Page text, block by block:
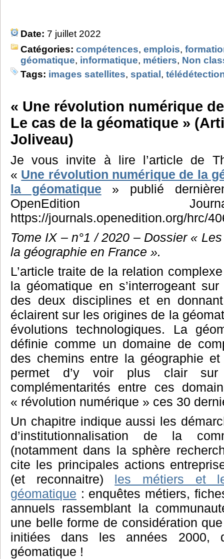
Date: 7 juillet 2022
Catégories: compétences, emplois,
géomatique, informatique, métiers, Non
Tags: images satellites, spatial ,
« Une révolution numérique
Le cas de la géomatique »
Joliveau)
Je vous invite à lire l’article de
« Une révolution numérique de la
la géomatique » publié
OpenEdition
https://journals.openedition.org/hrc/
Tome IX – n°1 / 2020 – Dossier «
la géographie en France ».
L’article traite de la relation
la géomatique en s’interrogeant
des deux disciplines et en
éclairent sur les origines de la
évolutions technologiques. La
définie comme un domaine de
des chemins entre la géographie et
permet d’y voir plus clair
complémentarités entre ces
« révolution numérique » ces 30
Un chapitre indique aussi les
d’institutionnalisation de la
(notamment dans la sphère
cite les principales actions
(et reconnaitre) les métiers et
géomatique : enquêtes métiers,
annuels rassemblant la
une belle forme de considération
initiées dans les années 2000,
géomatique !